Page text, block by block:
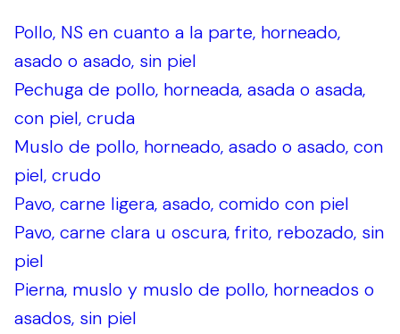
Pollo, NS en cuanto a la parte, horneado,
asado o asado, sin piel
Pechuga de pollo, horneada, asada o asada,
con piel, cruda
Muslo de pollo, horneado, asado o asado, con
piel, crudo
Pavo, carne ligera, asado, comido con piel
Pavo, carne clara u oscura, frito, rebozado, sin
piel
Pierna, muslo y muslo de pollo, horneados o
asados, sin piel